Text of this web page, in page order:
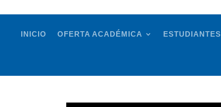
INICIO OFERTA ACADÉMICA ESTUDIANTES